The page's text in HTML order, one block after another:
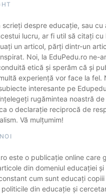
scrieți despre educație, sau cu
lucru, ar fi util să citați cu
un articol, părți dintr-un
Noi, la EduPedu.ro ne-
etică și sperăm că și
experiență vor face la fel.
interesante pe
rugămintea noastră
o declarație reciprocă de
Vă mulțumim!
este o publicație online care
din domeniul educației
cum sunt educați
din educație și